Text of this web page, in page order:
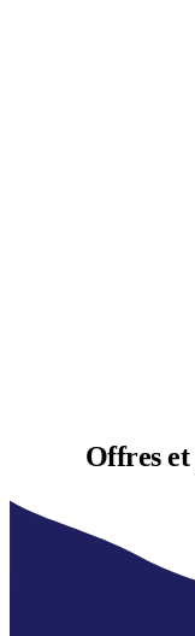
Offres et